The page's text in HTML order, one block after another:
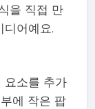
을 직접 만
어예요.
요소를 추가
에 작은 팝